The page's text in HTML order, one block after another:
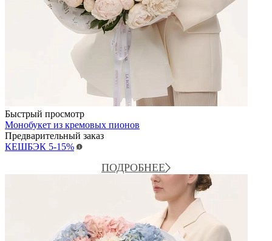
Быстрый просмотр
Монобукет из кремовых пионов
Предварительный заказ
КЕШБЭК 5-15%
ПОДРОБНЕЕ